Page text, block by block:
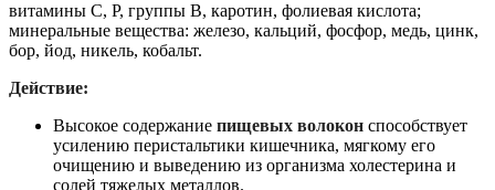
витамины С, Р, группы B, каротин, фолиевая кислота;
минеральные вещества: железо, кальций, фосфор, медь, цинк,
бор, йод, никель, кобальт.
Действие:
Высокое содержание пищевых волокон способствует
усилению перистальтики кишечника, мягкому его
очищению и выведению из организма холестерина и
солей тяжелых металлов.